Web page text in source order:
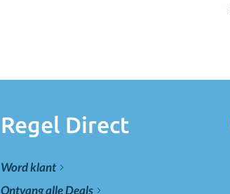
Regel Direct
Word klant
Ontvang alle Deals